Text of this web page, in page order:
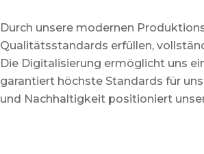
Durch unsere modernen
Qualitätsstandards erfüllen,
Die Digitalisierung ermöglicht uns
garantiert höchste Standards für
und Nachhaltigkeit positioniert